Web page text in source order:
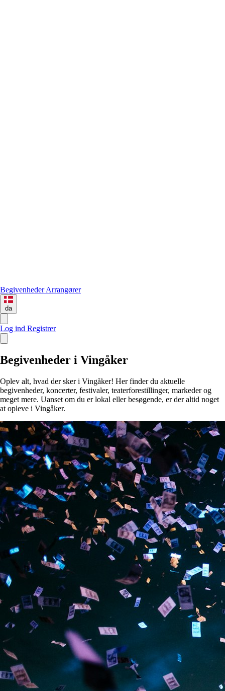
BegivenhederArrangører
da
Log ind Registrer
Begivenheder i Vingåker
Oplev alt, hvad der sker i Vingåker! Her finder du aktuelle
begivenheder, koncerter, festivaler, teaterforestillinger, markeder og
meget mere. Uanset om du er lokal eller besøgende, er der altid noget
at opleve i Vingåker.